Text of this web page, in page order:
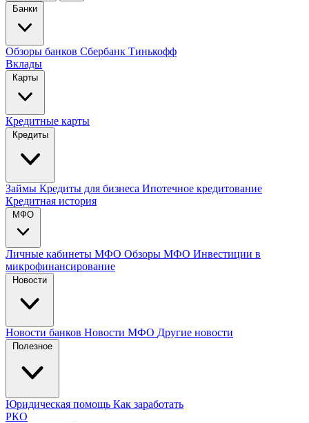
Банки
Обзоры банков Сбербанк Тинькофф
Вклады
Карты
Кредитные карты
Кредиты
Займы Кредиты для бизнеса Ипотечное кредитование
Кредитная история
МФО
Личные кабинеты МФО Обзоры МФО Инвестиции в
микрофинансирование
Новости
Новости банков Новости МФО Другие новости
Полезное
Юридическая помощь Как заработать
РКО